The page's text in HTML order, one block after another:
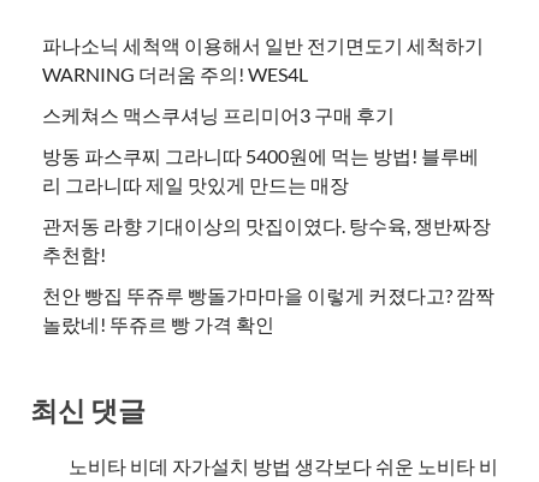
파나소닉 세척액 이용해서 일반 전기면도기 세척하기
WARNING 더러움 주의! WES4L
스케쳐스 맥스쿠셔닝 프리미어3 구매 후기
방동 파스쿠찌 그라니따 5400원에 먹는 방법! 블루베
리 그라니따 제일 맛있게 만드는 매장
관저동 라향 기대이상의 맛집이였다. 탕수육, 쟁반짜장
추천함!
천안 빵집 뚜쥬루 빵돌가마마을 이렇게 커졌다고? 깜짝
놀랐네! 뚜쥬르 빵 가격 확인
최신 댓글
노비타 비데 자가설치 방법 생각보다 쉬운 노비타 비